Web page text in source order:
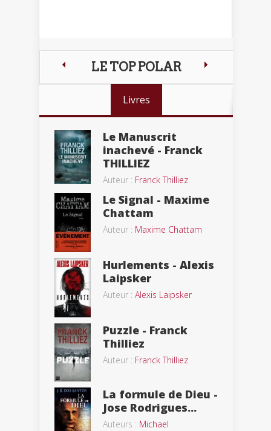
LE TOP POLAR
Livres
Le Manuscrit
inachevé - Franck
THILLIEZ
Auteur : Franck Thilliez
Le Signal - Maxime
Chattam
Auteur : Maxime Chattam
Hurlements - Alexis
Laipsker
Auteur : Alexis Laipsker
Puzzle - Franck
Thilliez
Auteur : Franck Thilliez
La formule de Dieu -
Jose Rodrigues...
Auteurs : Michael